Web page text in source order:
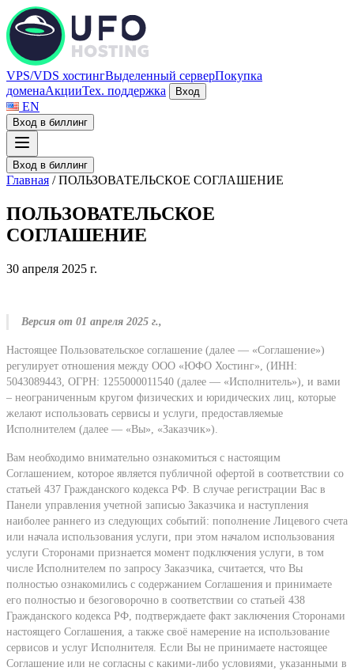
VPS/VDS хостингВыделенный серверПокупка
доменаАкцииТех. поддержка Вход
EN
Вход в биллинг
Вход в биллинг
Главная /ПОЛЬЗОВАТЕЛЬСКОЕ СОГЛАШЕНИЕ
ПОЛЬЗОВАТЕЛЬСКОЕ
СОГЛАШЕНИЕ
30 апреля 2025 г.
Версия от 01 апреля 2025 г.,
Настоящее Пользовательское соглашение (далее — «Соглашение»)
регулирует отношения между ООО «ЮФО Хостинг», (ИНН:
5043089443, ОГРН: 1255000011540 (далее — «Исполнитель»), и вами
– неограниченным кругом физических и юридических лиц, которые
желают использовать сервисы и услуги, предоставляемые
Исполнителем (далее — «Вы», «Заказчик»).
Вам необходимо внимательно ознакомиться с настоящим
Соглашением, которое является публичной офертой в соответствии со
статьей 437 Гражданского кодекса РФ. В случае регистрации Вас в
Панели управления учетной записью Заказчика и наступления
наиболее раннего из следующих событий: пополнение Лицевого счета
или начала использования услуги, при этом началом использования
услуги Сторонами признается момент подключения услуги, в том
числе Исполнителем по запросу Заказчика, считается, что Вы
полностью ознакомились с содержанием Соглашения и принимаете
его полностью и безоговорочно в соответствии со статьей 438
Гражданского кодекса РФ, подтверждаете факт заключения Сторонами
настоящего Соглашения, а также своё намерение на использование
сервисов и услуг Исполнителя. Если Вы не принимаете настоящее
Соглашение или не согласны с какими-либо условиями, указанными в